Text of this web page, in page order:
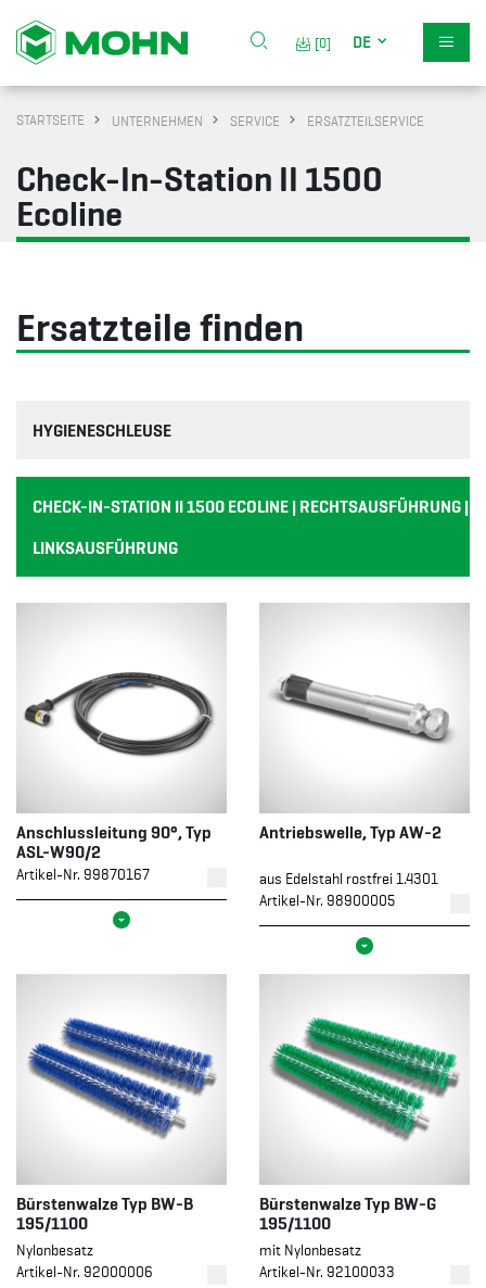
[0] DE
STARTSEITE UNTERNEHMEN SERVICE ERSATZTEILSERVICE
Check-In-Station II 1500
Ecoline
Ersatzteile finden
HYGIENESCHLEUSE
CHECK-IN-STATION II 1500 ECOLINE | RECHTSAUSFÜHRUNG |
LINKSAUSFÜHRUNG
Anschlussleitung 90°, Typ
ASL-W90/2
Artikel-Nr. 99870167
Antriebswelle, Typ AW-2
aus Edelstahl rostfrei 1.4301
Artikel-Nr. 98900005
Bürstenwalze Typ BW-B
195/1100
Nylonbesatz
Artikel-Nr. 92000006
Bürstenwalze Typ BW-G
195/1100
mit Nylonbesatz
Artikel-Nr. 92100033